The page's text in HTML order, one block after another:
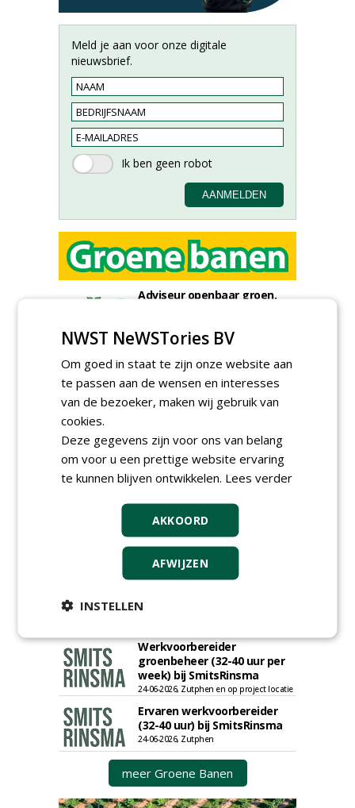
Meld je aan voor onze digitale
nieuwsbrief.
Adviseur openbaar groen,
27-07-2026, Sprang-Capelle
Accountmanager Nederland
bij Dabekausen
15-07-2026, Nederweert
Projectcoördinator milieu en
30-06-2026, Hoofddorp
Werkvoorbereider /
calculator Groendaken bij
Wallaard
European Tree Worker bij
Wallaard
30-06-2026, 80 km rond Noordeloos
bij Wallaard
Werkvoorbereider
groenbeheer (32-40 uur per
week) bij SmitsRinsma
24-06-2026, Zutphen en op project locatie
Ervaren werkvoorbereider
(32-40 uur) bij SmitsRinsma
24-06-2026, Zutphen
meer Groene Banen
NWST NeWSTories BV
Om goed in staat te zijn onze website aan
te passen aan de wensen en interesses
van de bezoeker, maken wij gebruik van
cookies.
Deze gegevens zijn voor ons van belang
om voor u een prettige website ervaring
te kunnen blijven ontwikkelen. Lees verder
AKKOORD
AFWIJZEN
INSTELLEN